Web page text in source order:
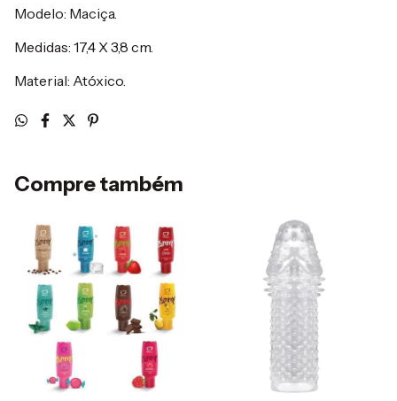
Modelo: Maciça.
Medidas: 17,4 X 3,8 cm.
Material: Atóxico.
Compre também